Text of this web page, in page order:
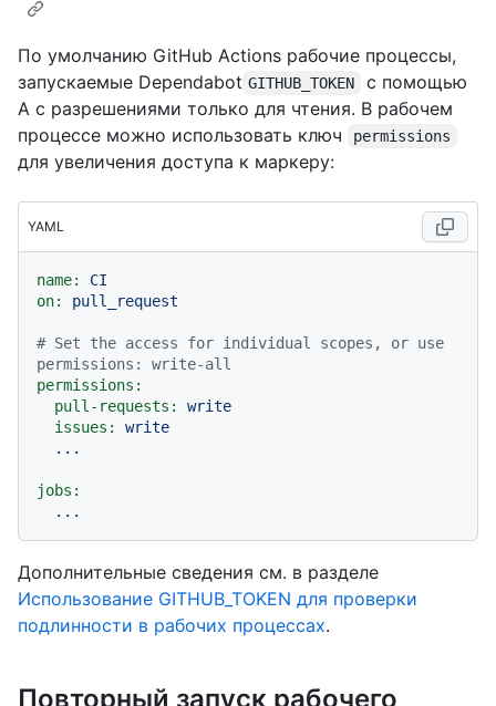
По умолчанию GitHub Actions рабочие процессы,
запускаемые Dependabot GITHUB_TOKEN
с помощью
A с разрешениями только для чтения. В рабочем
процессе можно использовать ключ
permissions
для увеличения доступа к маркеру:
YAML
name:
CI
on:
pull_request
# Set the access for individual scopes, or use
permissions: write-all
permissions:
pull-requests:
write
issues:
write
...
jobs:
...
Дополнительные сведения см. в разделе
Использование GITHUB_TOKEN для проверки
подлинности в рабочих процессах.
Повторный запуск рабочего